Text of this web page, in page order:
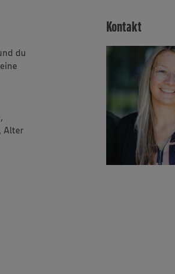
du
Alter
Kontakt